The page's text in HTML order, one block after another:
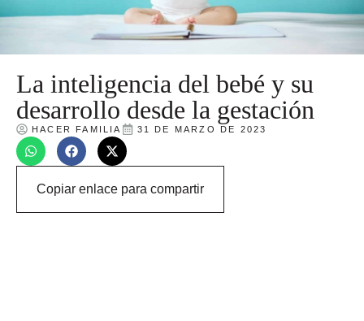
La inteligencia del bebé y su
desarrollo desde la gestación
HACER FAMILIA 31 DE MARZO DE 2023
Copiar enlace para compartir